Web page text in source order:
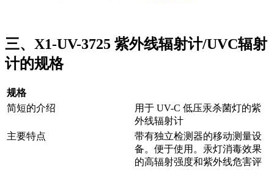
三、X1-UV-3725 紫外线辐射计/UVC辐射
计的规格
规格
简短的介绍
用于 UV-C 低压汞杀菌灯的紫
外线辐射计
主要特点
带有独立检测器的移动测量设
备。便于使用。汞灯消毒效果
的高辐射强度和紫外线危害评